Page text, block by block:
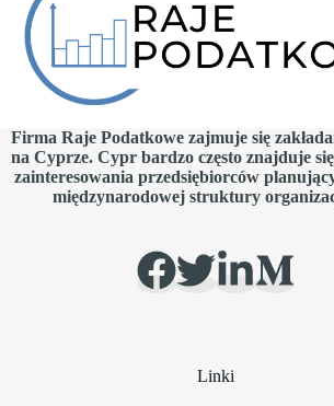
Firma Raje Podatkowe zajmuje się
na Cyprze. Cypr bardzo często znajduje
zainteresowania przedsiębiorców
międzynarodowej struktury
Linki